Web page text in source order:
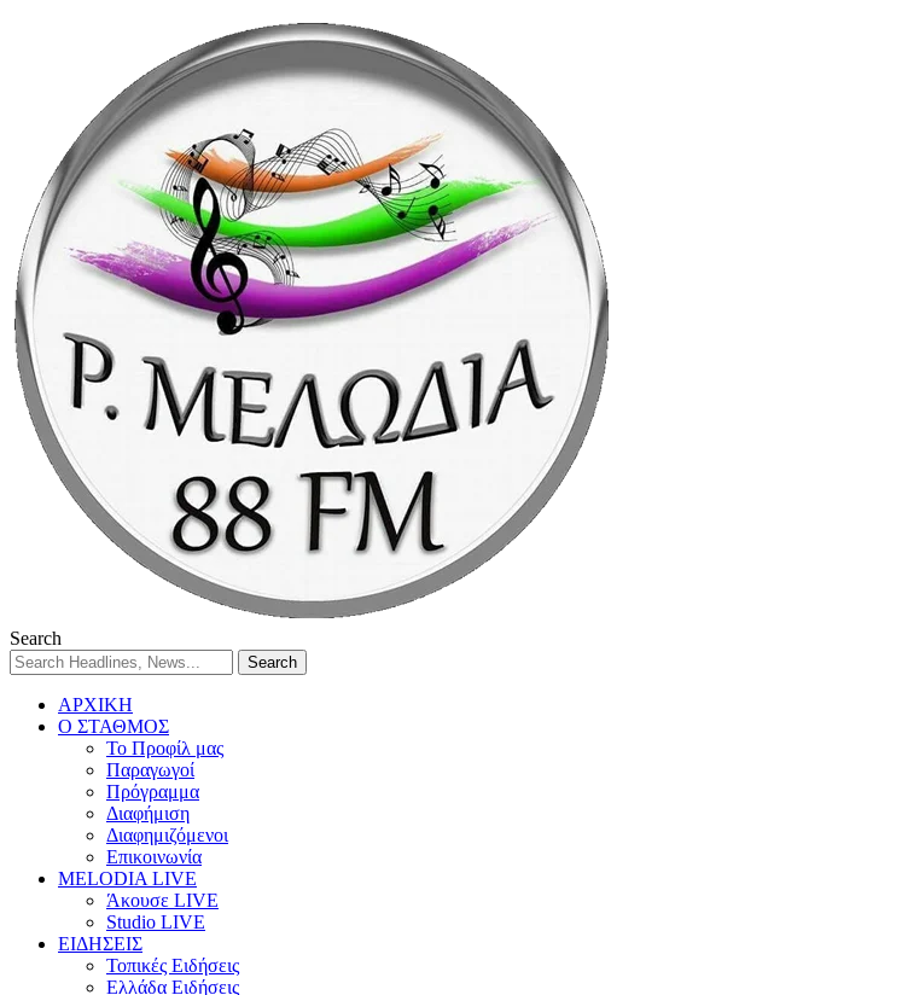
Search
ΑΡΧΙΚΗ
Ο ΣΤΑΘΜΟΣ
Το Προφίλ μας
Παραγωγοί
Πρόγραμμα
Διαφήμιση
Διαφημιζόμενοι
Επικοινωνία
MELODIA LIVE
Άκουσε LIVE
Studio LIVE
ΕΙΔΗΣΕΙΣ
Τοπικές Ειδήσεις
Ελλάδα Ειδήσεις